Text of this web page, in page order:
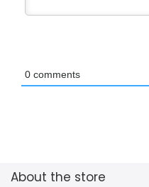
0 comments
About the store